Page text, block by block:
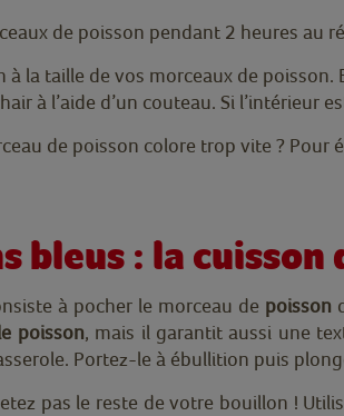
de poisson pendant 2 heures au
la taille de vos morceaux de
à l’aide d’un couteau. Si l’intérieur
de poisson colore trop vite ? Pour
bleus : la
à pocher le morceau de poisson
le poisson, mais il garantit aussi une
Portez-le à ébullition puis
pas le reste de votre bouillon !